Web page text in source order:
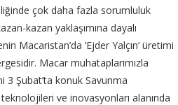
çok daha fazla sorumluluk
kazan yaklaşımına dayalı
Macaristan’da ‘Ejder Yalçın’ üretimi
Macar muhataplarımızla
3 Şubat’ta konuk Savunma
ve inovasyonları alanında